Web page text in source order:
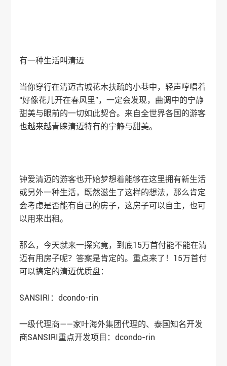
有一种生活叫清迈
当你穿行在清迈古城花木扶疏的小巷中，轻声哼唱着
“好像花儿开在春风里”，一定会发现，曲调中的宁静
甜美与眼前的一切如此契合。来自全世界各国的游客
也越来越青睐清迈特有的宁静与甜美。
钟爱清迈的游客也开始梦想着能够在这里拥有新生活
或另外一种生活，既然滋生了这样的想法，那么肯定
会考虑是否能有自己的房子，这房子可以自主，也可
以用来出租。
那么，今天就来一探究竟，到底15万首付能不能在清
迈有用房子呢？答案是肯定的。重点来了！15万首付
可以搞定的清迈优质盘：
SANSIRI：dcondo-rin
一级代理商——家叶海外集团代理的、泰国知名开发
商SANSIRI重点开发项目：dcondo-rin